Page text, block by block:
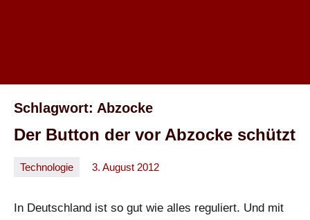
Schlagwort: Abzocke
Der Button der vor Abzocke schützt
Technologie 3. August 2012
In Deutschland ist so gut wie alles reguliert. Und mit